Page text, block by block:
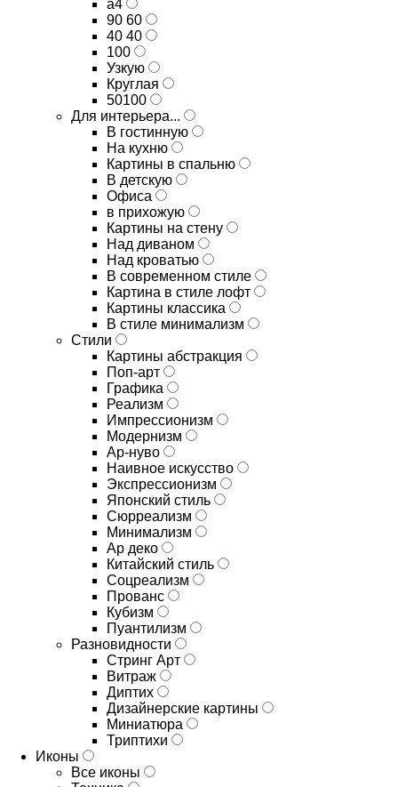
а4
90 60
40 40
100
Узкую
Круглая
50100
Для интерьера...
В гостинную
На кухню
Картины в спальню
В детскую
Офиса
в прихожую
Картины на стену
Над диваном
Над кроватью
В современном стиле
Картина в стиле лофт
Картины классика
В стиле минимализм
Стили
Картины абстракция
Поп-арт
Графика
Реализм
Импрессионизм
Модернизм
Ар-нуво
Наивное искусство
Экспрессионизм
Японский стиль
Сюрреализм
Минимализм
Ар деко
Китайский стиль
Соцреализм
Прованс
Кубизм
Пуантилизм
Разновидности
Стринг Арт
Витраж
Диптих
Дизайнерские картины
Миниатюра
Триптихи
Иконы
Все иконы